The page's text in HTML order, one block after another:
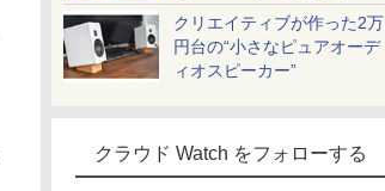
クリエイティブが作った2万
円台の“小さなピュアオーデ
ィオスピーカー”
クラウド Watch をフォローする